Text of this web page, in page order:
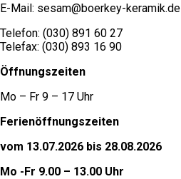
E-Mail: sesam@boerkey-keramik.de
Telefon: (030) 891 60 27
Telefax: (030) 893 16 90
Öffnungszeiten
Mo – Fr 9 – 17 Uhr
Ferienöffnungszeiten
vom 13.07.2026 bis 28.08.2026
Mo -Fr 9.00 – 13.00 Uhr